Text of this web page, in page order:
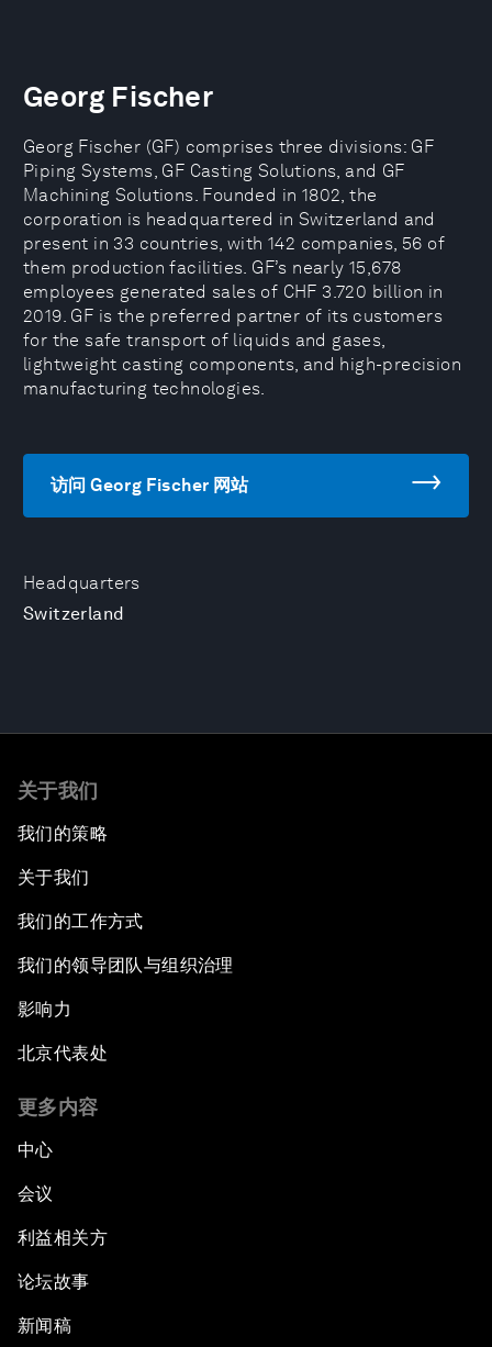
Headquarters
Switzerland
Georg Fischer
Georg Fischer (GF) comprises three divisions: GF
Piping Systems, GF Casting Solutions, and GF
Machining Solutions. Founded in 1802, the
corporation is headquartered in Switzerland and
present in 33 countries, with 142 companies, 56 of
them production facilities. GF’s nearly 15,678
employees generated sales of CHF 3.720 billion in
2019. GF is the preferred partner of its customers
for the safe transport of liquids and gases,
lightweight casting components, and high-precision
manufacturing technologies.
访问 Georg Fischer 网站
关于我们
我们的策略
关于我们
我们的工作方式
我们的领导团队与组织治理
影响力
北京代表处
更多内容
中心
会议
利益相关方
论坛故事
新闻稿